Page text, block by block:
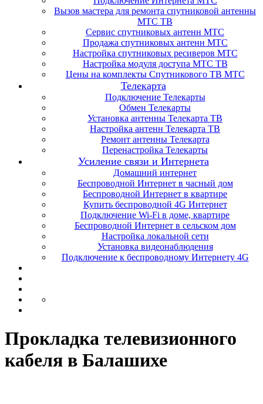
Вызов мастера для ремонта спутниковой антенны
МТС ТВ
Сервис спутниковых антенн МТС
Продажа спутниковых антенн МТС
Настройка спутниковых ресиверов МТС
Настройка модуля доступа МТС ТВ
Цены на комплекты Спутникового ТВ МТС
Телекарта
Подключение Телекарты
Обмен Телекарты
Установка антенны Телекарта ТВ
Настройка антенн Телекарта ТВ
Ремонт антенны Телекарта
Перенастройка Телекарты
Усиление связи и Интернета
Домашний интернет
Беспроводной Интернет в часный дом
Беспроводной Интернет в квартире
Купить беспроводной 4G Интернет
Подключение Wi-Fi в доме, квартире
Беспроводной Интернет в сельском дом
Настройка локальной сети
Установка видеонаблюдения
Подключение к беспроводному Интернету 4G
Прокладка телевизионного
кабеля в Балашихе